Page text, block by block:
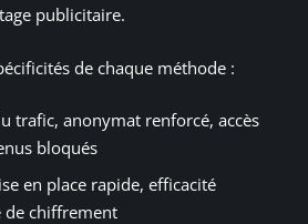
publicitaire.
de chaque méthode :
trafic, anonymat renforcé, accès
bloqués
en place rapide, efficacité
de chiffrement